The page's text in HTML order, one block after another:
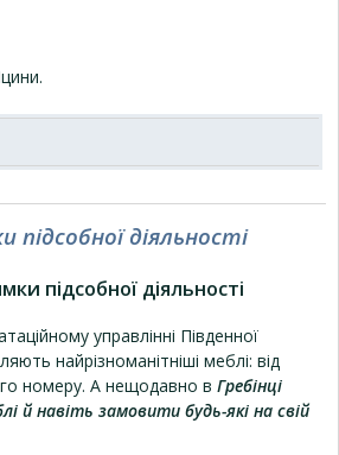
підсобної діяльності
підсобної діяльності
управлінні Південної
найрізноманітніші меблі: від
номеру. А нещодавно в Гребінці
й навіть замовити будь-які на свій